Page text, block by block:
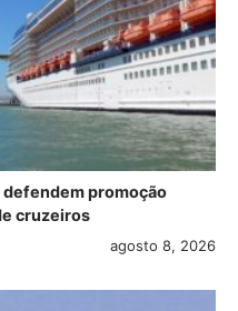
defendem promoção
cruzeiros
agosto 8, 2026